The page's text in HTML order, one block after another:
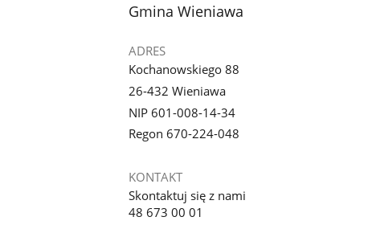
stopka
Gmina Wieniawa
ADRES
Kochanowskiego 88
26-432 Wieniawa
NIP 601-008-14-34
Regon 670-224-048
KONTAKT
Skontaktuj się z nami
48 673 00 01